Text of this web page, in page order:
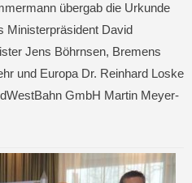
übergab die Urkunde
Ministerpräsident David
Jens Böhrnsen, Bremens
und Europa Dr. Reinhard Loske
GmbH Martin Meyer-